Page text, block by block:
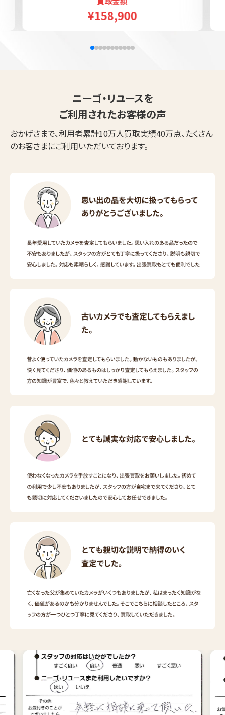
¥158,900
ニーゴ・リユースを
ご利用されたお客様の声
おかげさまで、利用者累計10万人買取実績40万点、たくさん
のお客さまにご利用いただいております。